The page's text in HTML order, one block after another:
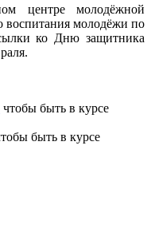
центре молодёжной
воспитания молодёжи по
ко Дню защитника
чтобы быть в курсе
быть в курсе